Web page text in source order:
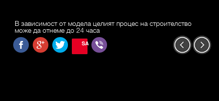
В зависимост от модела целият процес на строителство
може да отнеме до 24 часа
SAVE